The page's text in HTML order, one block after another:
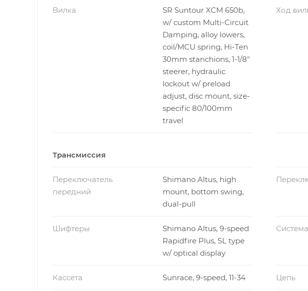
Вилка
SR Suntour XCM 650b,
w/ custom Multi-Circuit
Damping, alloy lowers,
coil/MCU spring, Hi-Ten
30mm stanchions, 1-1/8"
steerer, hydraulic
lockout w/ preload
adjust, disc mount, size-
specific 80/100mm
travel
Ход
Трансмиссия
Переключатель
передний
Shimano Altus, high
mount, bottom swing,
dual-pull
Шифтеры
Shimano Altus, 9-speed
Rapidfire Plus, SL type
w/ optical display
Кассета Sunrace, 9-speed, 11-34 Цепь